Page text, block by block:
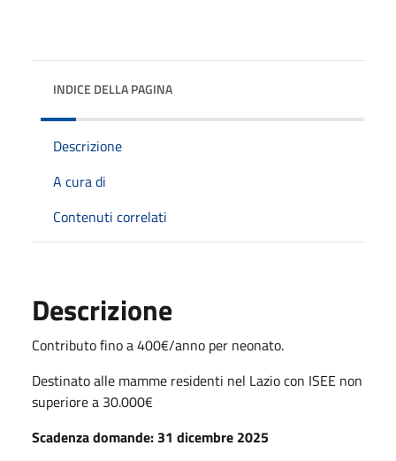
INDICE DELLA PAGINA
Descrizione
A cura di
Contenuti correlati
Descrizione
Contributo fino a 400€/anno per neonato.
Destinato alle mamme residenti nel Lazio con ISEE non
superiore a 30.000€
Scadenza domande: 31 dicembre 2025